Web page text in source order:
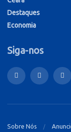
Destaques
Economia
Siga-nos
Sobre Nós